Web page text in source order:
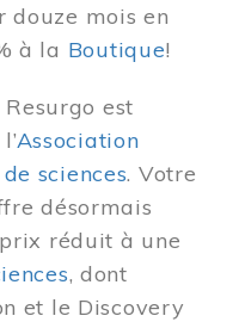
douze mois en
à la Boutique!
est
Association
sciences. Votre
désormais
réduit à une
, dont
et le Discovery